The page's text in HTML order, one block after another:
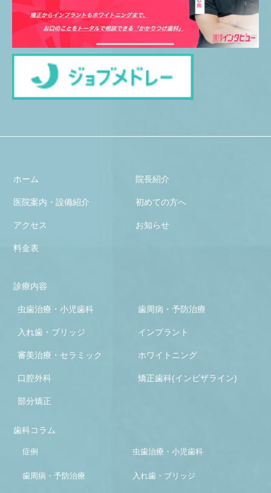
ホーム 院長紹介
医院案内・設備紹介 初めての方へ
アクセス お知らせ
料金表
診療内容
虫歯治療・小児歯科 歯周病・予防治療
入れ歯・ブリッジ インプラント
審美治療・セラミック ホワイトニング
口腔外科 矯正歯科(インビザライン)
部分矯正
歯科コラム
症例 虫歯治療・小児歯科
歯周病・予防治療 入れ歯・ブリッジ